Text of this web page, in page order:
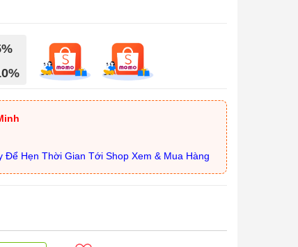
Để Hẹn Thời Gian Tới Shop Xem & Mua Hàng